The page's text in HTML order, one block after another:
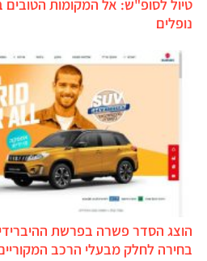
לסופ"ש: אל המקומות הטובים
לחלק מבעלי הרכב המקוריים